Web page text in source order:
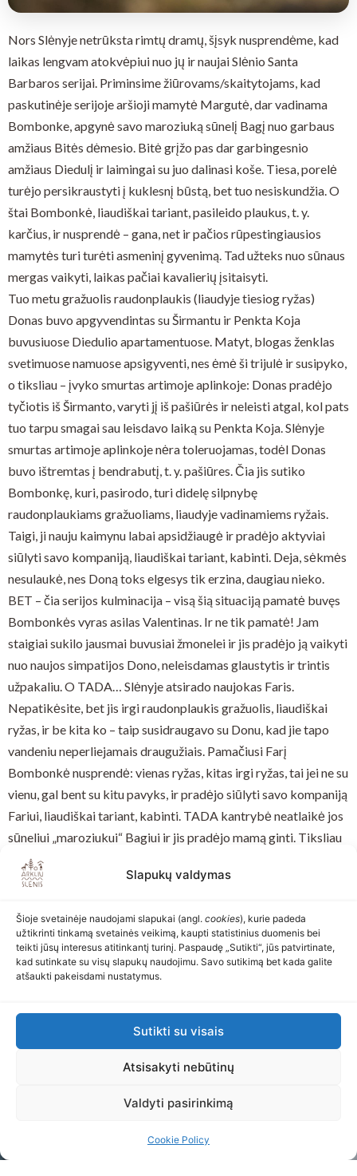
Slapukų valdymas
Šioje svetainėje naudojami slapukai (angl. cookies), kurie padeda
užtikrinti tinkamą svetainės veikimą, kaupti statistinius duomenis bei
teikti jūsų interesus atitinkantį turinį. Paspaudę „Sutikti“, jūs patvirtinate,
kad sutinkate su visų slapukų naudojimu. Savo sutikimą bet kada galite
atšaukti pakeisdami nustatymus.
Sutikti su visais
Atsisakyti nebūtinų
Valdyti pasirinkimą
Cookie Policy
Nors Slėnyje netrūksta rimtų dramų, šįsyk nusprendėme, kad
laikas lengvam atokvėpiui nuo jų ir naujai Slėnio Santa
Barbaros serijai. Priminsime žiūrovams/skaitytojams, kad
paskutinėje serijoje aršioji mamytė Margutė, dar vadinama
Bombonke, apgynė savo maroziuką sūnelį Bagį nuo garbaus
amžiaus Bitės dėmesio. Bitė grįžo pas dar garbingesnio
amžiaus Diedulį ir laimingai su juo dalinasi koše. Tiesa, porelė
turėjo persikraustyti į kuklesnį būstą, bet tuo nesiskundžia. O
štai Bombonkė, liaudiškai tariant, pasileido plaukus, t. y.
karčius, ir nusprendė – gana, net ir pačios rūpestingiausios
mamytės turi turėti asmeninį gyvenimą. Tad užteks nuo sūnaus
mergas vaikyti, laikas pačiai kavalierių įsitaisyti.
Tuo metu gražuolis raudonplaukis (liaudyje tiesiog ryžas)
Donas buvo apgyvendintas su Širmantu ir Penkta Koja
buvusiuose Diedulio apartamentuose. Matyt, blogas ženklas
svetimuose namuose apsigyventi, nes ėmė ši trijulė ir susipyko,
o tiksliau – įvyko smurtas artimoje aplinkoje: Donas pradėjo
tyčiotis iš Širmanto, varyti jį iš pašiūrės ir neleisti atgal, kol pats
tuo tarpu smagai sau leisdavo laiką su Penkta Koja. Slėnyje
smurtas artimoje aplinkoje nėra toleruojamas, todėl Donas
buvo ištremtas į bendrabutį, t. y. pašiūres. Čia jis sutiko
Bombonkę, kuri, pasirodo, turi didelę silpnybę
raudonplaukiams gražuoliams, liaudyje vadinamiems ryžais.
Taigi, ji nauju kaimynu labai apsidžiaugė ir pradėjo aktyviai
siūlyti savo kompaniją, liaudiškai tariant, kabinti. Deja, sėkmės
nesulaukė, nes Doną toks elgesys tik erzina, daugiau nieko.
BET – čia serijos kulminacija – visą šią situaciją pamatė buvęs
Bombonkės vyras asilas Valentinas. Ir ne tik pamatė! Jam
staigiai sukilo jausmai buvusiai žmonelei ir jis pradėjo ją vaikyti
nuo naujos simpatijos Dono, neleisdamas glaustytis ir trintis
užpakaliu. O TADA… Slėnyje atsirado naujokas Faris.
Nepatikėsite, bet jis irgi raudonplaukis gražuolis, liaudiškai
ryžas, ir be kita ko – taip susidraugavo su Donu, kad jie tapo
vandeniu neperliejamais draugužiais. Pamačiusi Farį
Bombonkė nusprendė: vienas ryžas, kitas irgi ryžas, tai jei ne su
vienu, gal bent su kitu pavyks, ir pradėjo siūlyti savo kompaniją
Fariui, liaudiškai tariant, kabinti. TADA kantrybė neatlaikė jos
sūneliui „maroziukui“ Bagiui ir jis pradėjo mamą ginti. Tiksliau
net ne mamą, o savo pieno fabrikėlį, kurio niekaip nenori
prarasti. Na, o kas gi norėtų?
Slėnio Santa Barbaros serijoje.
Atgal Toliau